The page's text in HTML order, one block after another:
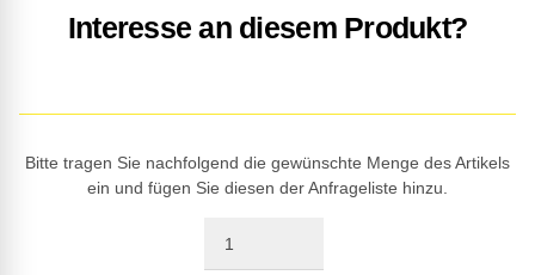
Interesse an diesem Produkt?
Bitte tragen Sie nachfolgend die gewünschte Menge des Artikels
ein und fügen Sie diesen der Anfrageliste hinzu.